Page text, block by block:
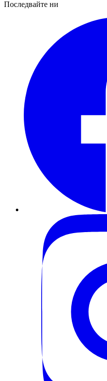
Последвайте ни